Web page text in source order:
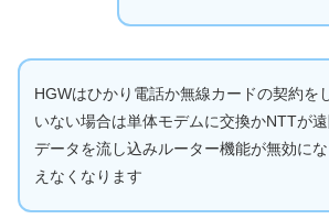
HGWはひかり電話か無線カードの契約を
いない場合は単体モデムに交換かNTTが
データを流し込みルーター機能が無効に
えなくなります